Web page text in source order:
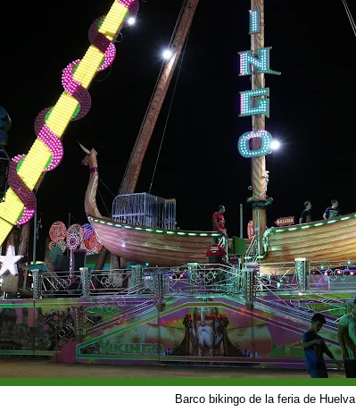
Barco bikingo de la feria de Huelva